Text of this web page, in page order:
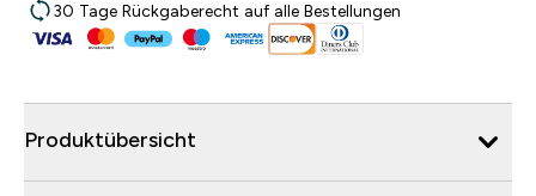
30 Tage Rückgaberecht auf alle Bestellungen
Produktübersicht